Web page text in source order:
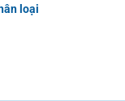
loại